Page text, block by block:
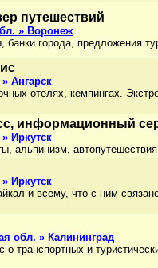
путешествий
» Воронеж
банки города, предложения
Ангарск
отелях, кемпингах.
информационный
Иркутск
альпинизм,
Иркутск
и всему, что с ним
обл. » Калининград
транспортных и